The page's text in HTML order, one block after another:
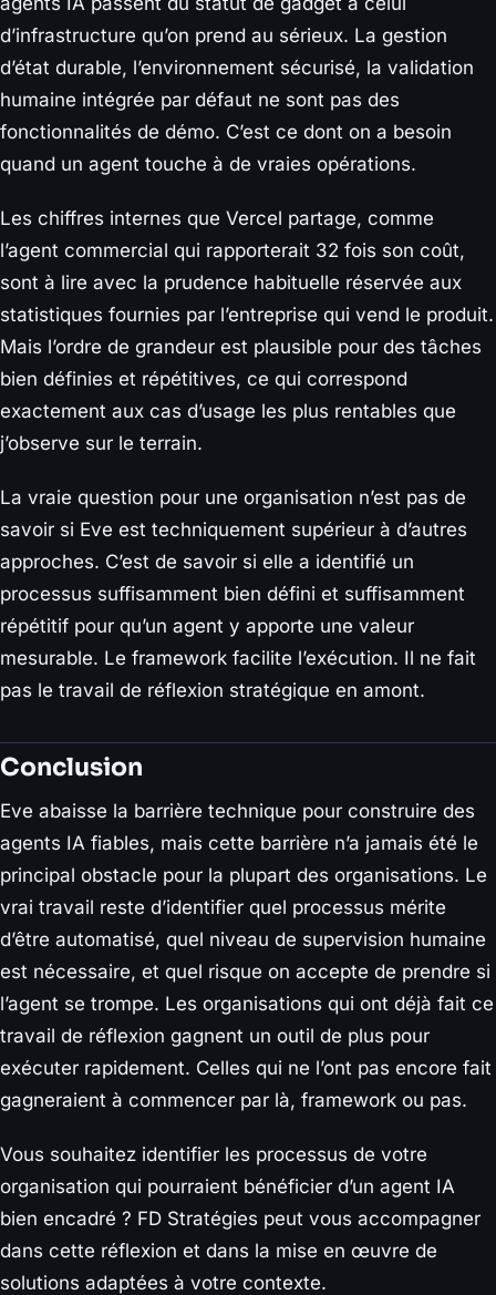
d’infrastructure qu’on prend au sérieux. La gestion
d’état durable, l’environnement sécurisé, la validation
humaine intégrée par défaut ne sont pas des
fonctionnalités de démo. C’est ce dont on a besoin
quand un agent touche à de vraies opérations.
Les chiffres internes que Vercel partage, comme
l’agent commercial qui rapporterait 32 fois son coût,
sont à lire avec la prudence habituelle réservée aux
statistiques fournies par l’entreprise qui vend le produit.
Mais l’ordre de grandeur est plausible pour des tâches
bien définies et répétitives, ce qui correspond
exactement aux cas d’usage les plus rentables que
j’observe sur le terrain.
La vraie question pour une organisation n’est pas de
savoir si Eve est techniquement supérieur à d’autres
approches. C’est de savoir si elle a identifié un
processus suffisamment bien défini et suffisamment
répétitif pour qu’un agent y apporte une valeur
mesurable. Le framework facilite l’exécution. Il ne fait
pas le travail de réflexion stratégique en amont.
Conclusion
Eve abaisse la barrière technique pour construire des
agents IA fiables, mais cette barrière n’a jamais été le
principal obstacle pour la plupart des organisations. Le
vrai travail reste d’identifier quel processus mérite
d’être automatisé, quel niveau de supervision humaine
est nécessaire, et quel risque on accepte de prendre si
l’agent se trompe. Les organisations qui ont déjà fait ce
travail de réflexion gagnent un outil de plus pour
exécuter rapidement. Celles qui ne l’ont pas encore fait
gagneraient à commencer par là, framework ou pas.
Vous souhaitez identifier les processus de votre
organisation qui pourraient bénéficier d’un agent IA
bien encadré ? FD Stratégies peut vous accompagner
dans cette réflexion et dans la mise en œuvre de
solutions adaptées à votre contexte.